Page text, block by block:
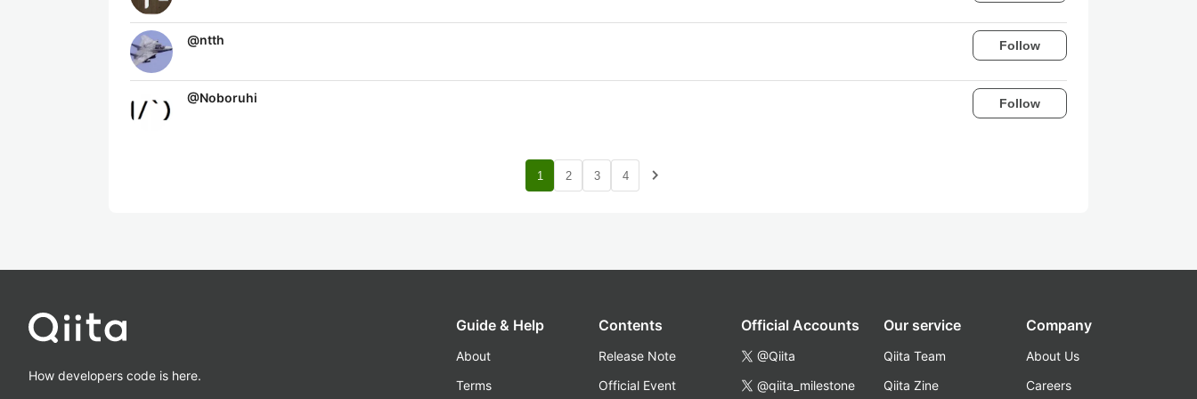
@ntth Follow
@Noboruhi Follow
1 2 3 4 navigate_next
How developers code is here.
Guide & Help
About
Terms
Contents
Release Note
Official Event
Official Accounts
@Qiita
@qiita_milestone
Our service
Qiita Team
Qiita Zine
Company
About Us
Careers